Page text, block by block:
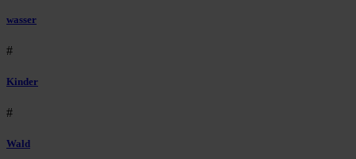
wasser
#
Kinder
#
Wald